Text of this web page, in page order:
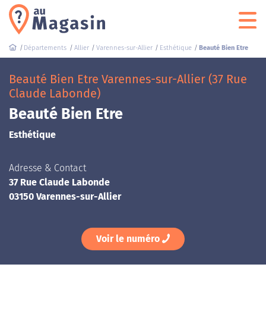
Départements Allier Varennes-sur-Allier Esthétique Beauté Bien Etre
Beauté Bien Etre Varennes-sur-Allier (37 Rue
Claude Labonde)
Beauté Bien Etre
Esthétique
Adresse & Contact
37 Rue Claude Labonde
03150 Varennes-sur-Allier
Voir le numéro